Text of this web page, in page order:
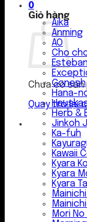
0
Giỏ hàng
Chưa có sản
Quay trở lại
Aika
Anming
AO
Cho
Gonesh
Hana-
Herb &
Jinkoh
Ka-fuh
Kawaii
Kyara
Kyara
Kyara
Mori No